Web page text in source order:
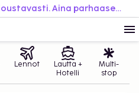
Varaa helposti. Matkusta joustavasti. Aina parhaaseen hintaan.
Lennot
Lautta +
Hotelli
Multi-
stop